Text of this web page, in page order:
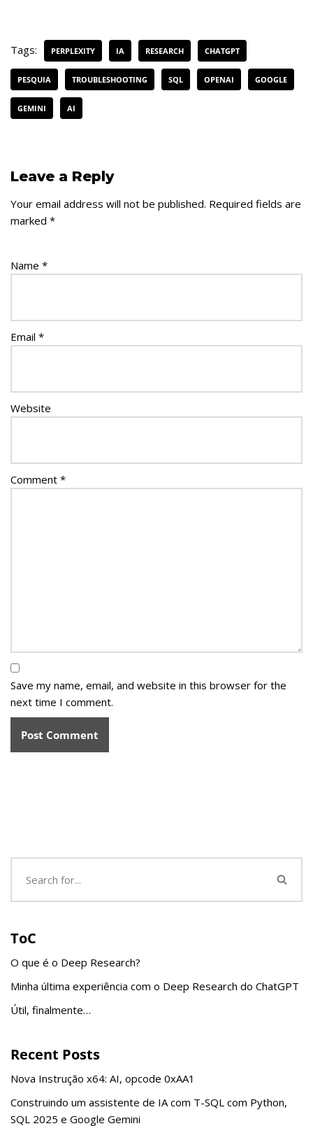
Tags: PERPLEXITY IA RESEARCH CHATGPT
PESQUIA TROUBLESHOOTING SQL OPENAI GOOGLE
GEMINI AI
Leave a Reply
Your email address will not be published. Required fields are
marked *
Name *
Email *
Website
Comment *
Save my name, email, and website in this browser for the
next time I comment.
ToC
O que é o Deep Research?
Minha última experiência com o Deep Research do ChatGPT
Útil, finalmente…
Recent Posts
Nova Instrução x64: AI, opcode 0xAA1
Construindo um assistente de IA com T-SQL com Python,
SQL 2025 e Google Gemini